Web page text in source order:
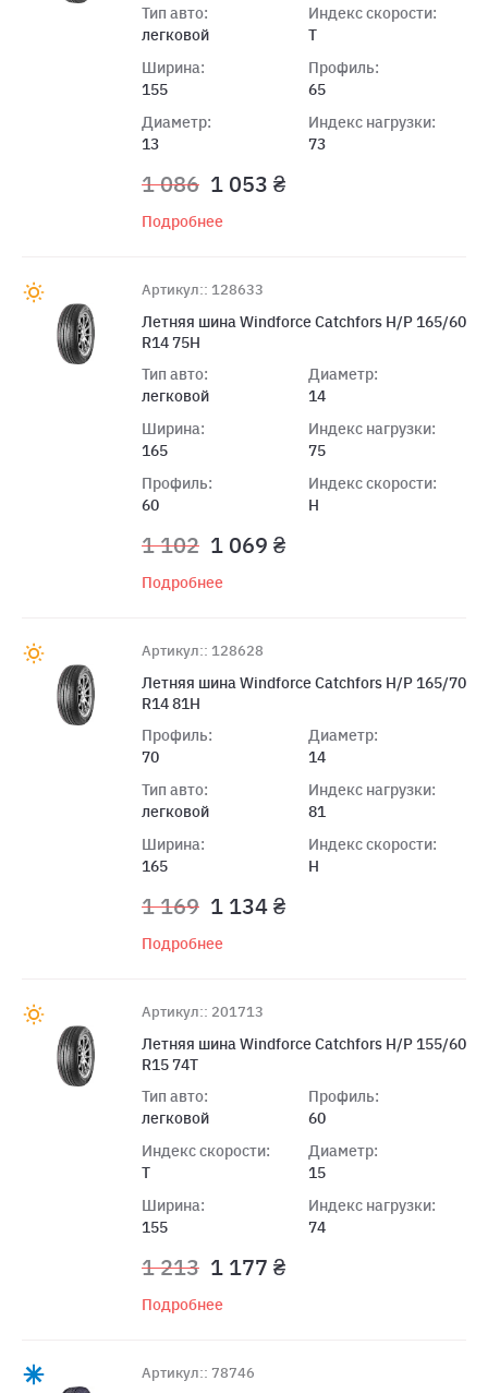
Тип авто:
легковой
Ширина:
155
Диаметр:
13
Индекс скорости:
T
Профиль:
65
Индекс нагрузки:
73
1 086 1 053 ₴
Подробнее
Артикул:: 128633
Летняя шина Windforce Catchfors H/P 165/60
R14 75H
Тип авто:
легковой
Ширина:
165
Профиль:
60
Диаметр:
14
Индекс нагрузки:
75
Индекс скорости:
H
1 102 1 069 ₴
Подробнее
Артикул:: 128628
Летняя шина Windforce Catchfors H/P 165/70
R14 81H
Профиль:
70
Тип авто:
легковой
Ширина:
165
Диаметр:
14
Индекс нагрузки:
81
Индекс скорости:
H
1 169 1 134 ₴
Подробнее
Артикул:: 201713
Летняя шина Windforce Catchfors H/P 155/60
R15 74T
Тип авто:
легковой
Индекс скорости:
T
Ширина:
155
Профиль:
60
Диаметр:
15
Индекс нагрузки:
74
1 213 1 177 ₴
Подробнее
Артикул:: 78746